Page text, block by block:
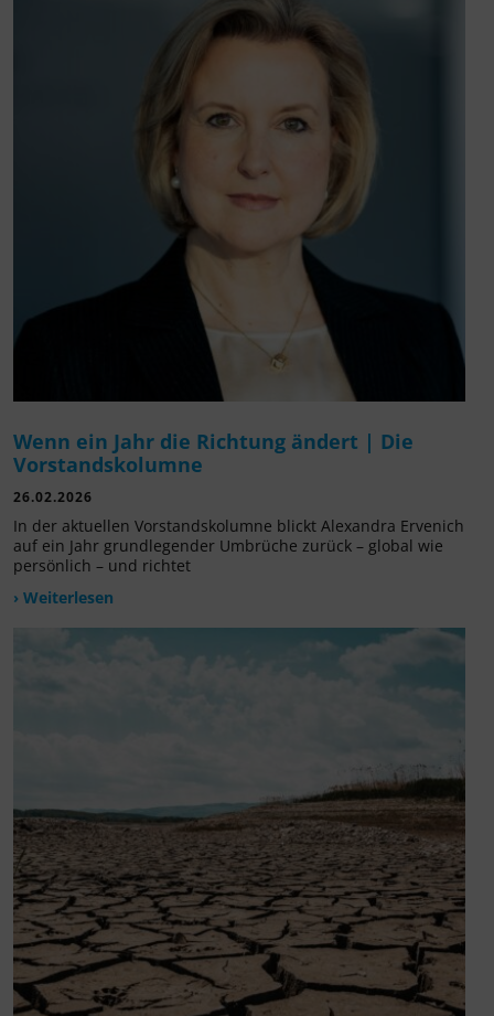
Wenn ein Jahr die Richtung ändert | Die
Vorstandskolumne
26.02.2026
In der aktuellen Vorstandskolumne blickt Alexandra Ervenich
auf ein Jahr grundlegender Umbrüche zurück – global wie
persönlich – und richtet
› Weiterlesen